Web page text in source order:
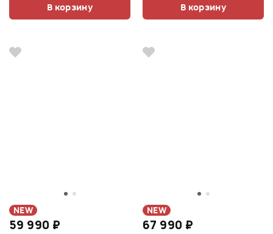
В корзину В корзину
NEW
59 990 ₽
NEW
67 990 ₽